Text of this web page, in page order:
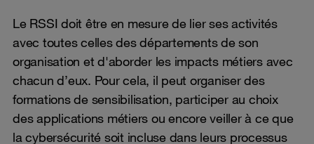
Le RSSI doit être en mesure de lier ses activités
avec toutes celles des départements de son
organisation et d'aborder les impacts métiers avec
chacun d’eux. Pour cela, il peut organiser des
formations de sensibilisation, participer au choix
des applications métiers ou encore veiller à ce que
la cybersécurité soit incluse dans leurs processus